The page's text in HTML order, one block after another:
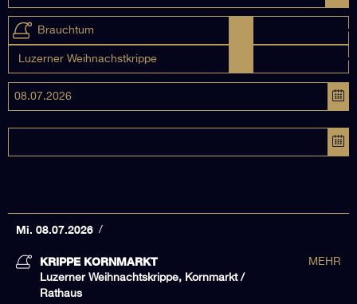
Brauchtum
Luzerner Weihnachstkrippe
Mi. 08.07.2026
KRIPPE KORNMARKT
Luzerner Weihnachtskrippe, Kornmarkt /
Rathaus
MEHR